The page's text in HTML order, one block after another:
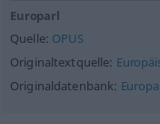
Europarl
Quelle: OPUS
Originaltextquelle:
Originaldatenbank: